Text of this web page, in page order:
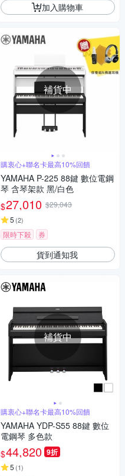
加入購物車
補貨中
購衷心+聯名卡最高10%回饋
YAMAHA P-225 88鍵 數位電鋼
琴 含琴架款 黑/白色
$27,010 $29,043
5 (2)
限時下殺 券
貨到通知我
補貨中
購衷心+聯名卡最高10%回饋
YAMAHA YDP-S55 88鍵 數位
電鋼琴 多色款
$44,820 9折
5 (1)